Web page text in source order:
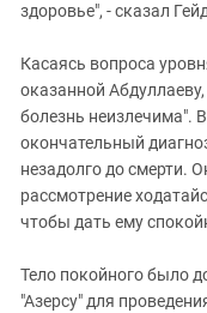
здоровье", - сказал
Касаясь вопроса
оказанной
болезнь неизлечима".
окончательный
незадолго до смерти.
рассмотрение
чтобы дать ему
Тело покойного было
"Азерсу" для